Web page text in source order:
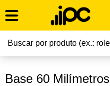
Base 60 Milímetros